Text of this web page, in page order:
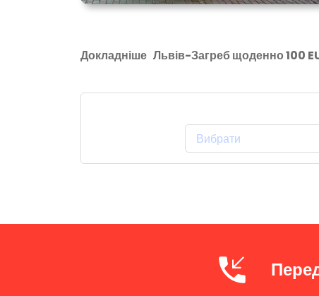
Докладніше Львів-Загреб щоденно 100